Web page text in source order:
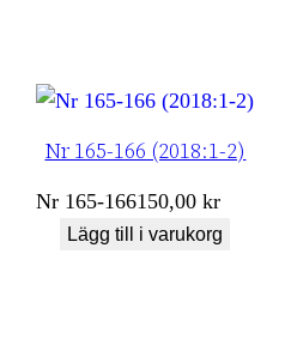
Nr 165-166 (2018:1-2)
Nr 165-166150,00kr
Lägg till i varukorg